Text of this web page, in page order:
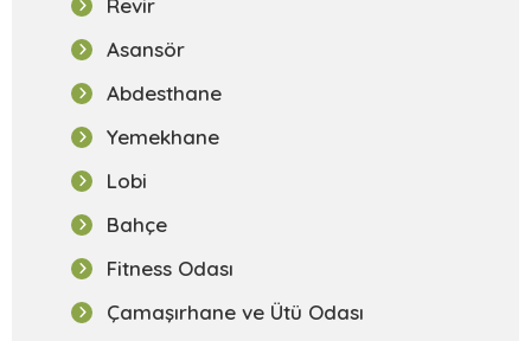
Revir
Asansör
Abdesthane
Yemekhane
Lobi
Bahçe
Fitness Odası
Çamaşırhane ve Ütü Odası